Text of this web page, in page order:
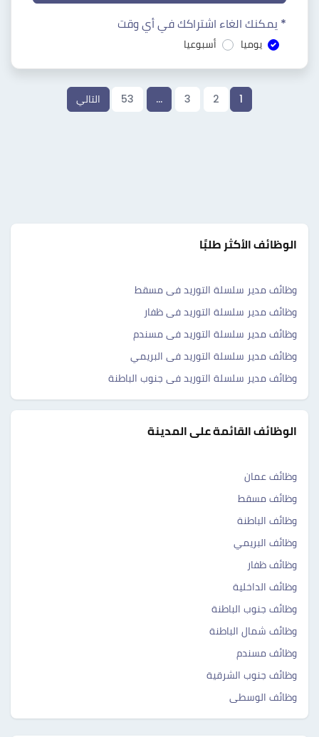
* يمكنك الغاء اشتراكك في أي وقت
يوميا أسبوعيا
1
2
3
…
53 التالي
الوظائف الأكثر طلبًا
وظائف مدير سلسلة التوريد فى مسقط
وظائف مدير سلسلة التوريد فى ظفار
وظائف مدير سلسلة التوريد فى مسندم
وظائف مدير سلسلة التوريد فى البريمي
وظائف مدير سلسلة التوريد فى جنوب الباطنة
الوظائف القائمة على المدينة
وظائف عمان
وظائف مسقط
وظائف الباطنة
وظائف البريمي
وظائف ظفار
وظائف الداخلية
وظائف جنوب الباطنة
وظائف شمال الباطنة
وظائف مسندم
وظائف جنوب الشرقية
وظائف الوسطى